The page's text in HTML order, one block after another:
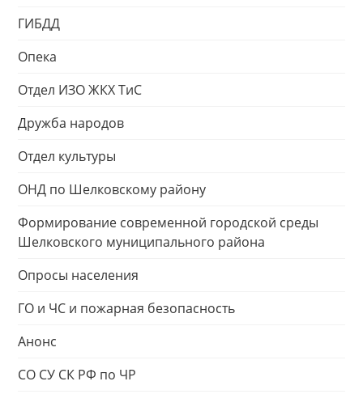
ГИБДД
Опека
Отдел ИЗО ЖКХ ТиС
Дружба народов
Отдел культуры
ОНД по Шелковскому району
Формирование современной городской среды
Шелковского муниципального района
Опросы населения
ГО и ЧС и пожарная безопасность
Анонс
СО СУ СК РФ по ЧР